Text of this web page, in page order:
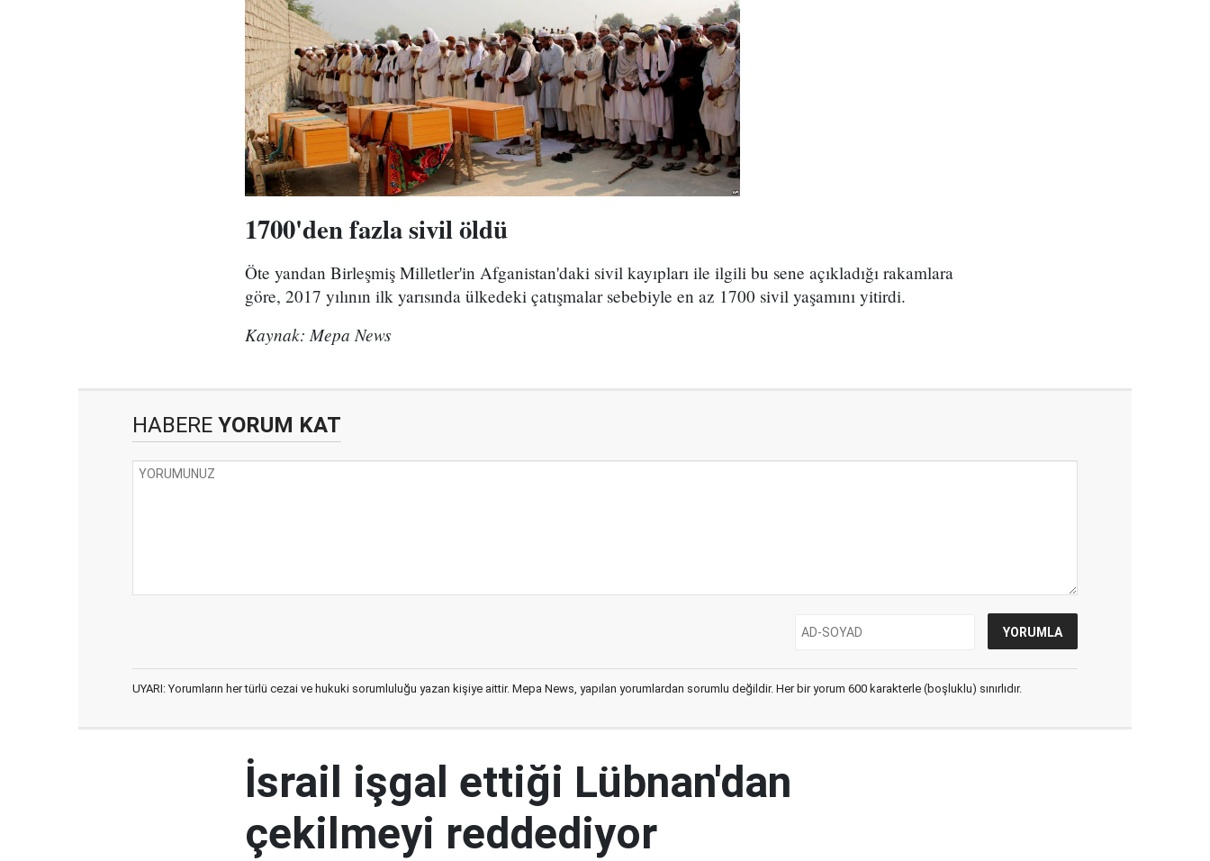
1700'den fazla sivil öldü
Öte yandan Birleşmiş Milletler'in Afganistan'daki sivil kayıpları ile ilgili bu sene açıkladığı rakamlara
göre, 2017 yılının ilk yarısında ülkedeki çatışmalar sebebiyle en az 1700 sivil yaşamını yitirdi.
Kaynak: Mepa News
HABERE YORUM KAT
UYARI: Yorumların her türlü cezai ve hukuki sorumluluğu yazan kişiye aittir. Mepa News, yapılan yorumlardan sorumlu değildir. Her bir yorum 600 karakterle (boşluklu) sınırlıdır.
İsrail işgal ettiği Lübnan'dan
çekilmeyi reddediyor